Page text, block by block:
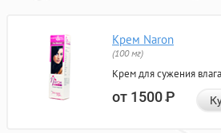
Крем Naron
(100 мг)
Крем для сужения
от 1500Р